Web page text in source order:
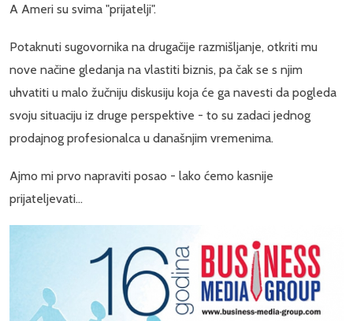
A Ameri su svima "prijatelji".
Potaknuti sugovornika na drugačije razmišljanje, otkriti mu
nove načine gledanja na vlastiti biznis, pa čak se s njim
uhvatiti u malo žučniju diskusiju koja će ga navesti da pogleda
svoju situaciju iz druge perspektive - to su zadaci jednog
prodajnog profesionalca u današnjim vremenima.
Ajmo mi prvo napraviti posao - lako ćemo kasnije
prijateljevati...